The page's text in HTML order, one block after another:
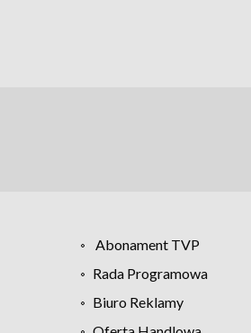
Abonament TVP
Rada Programowa
Biuro Reklamy